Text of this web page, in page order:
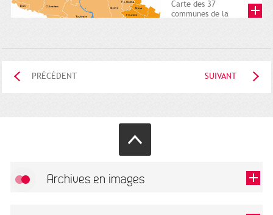
Carte des 37
communes de la
PRÉCÉDENT SUIVANT
Archives en images